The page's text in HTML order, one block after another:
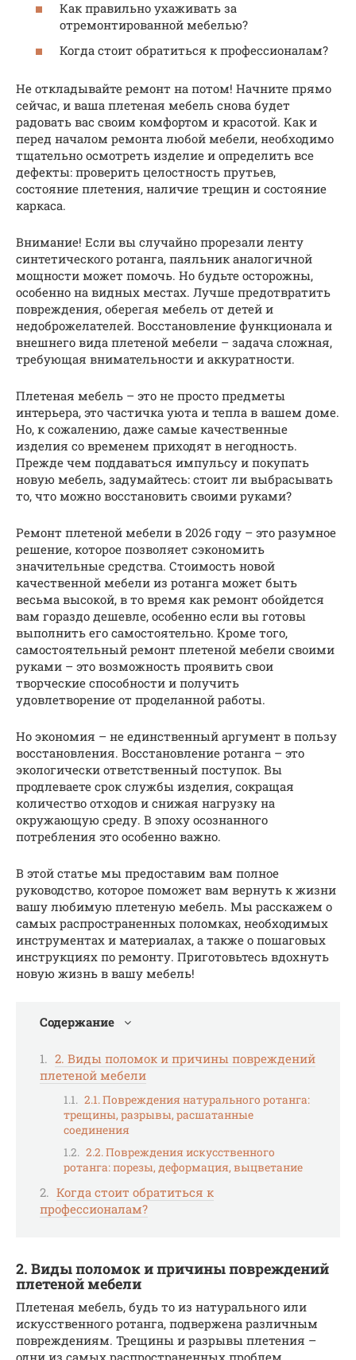
Как правильно ухаживать за
отремонтированной мебелью?
Когда стоит обратиться к профессионалам?
Не откладывайте ремонт на потом! Начните прямо
сейчас, и ваша плетеная мебель снова будет
радовать вас своим комфортом и красотой. Как и
перед началом ремонта любой мебели, необходимо
тщательно осмотреть изделие и определить все
дефекты: проверить целостность прутьев,
состояние плетения, наличие трещин и состояние
каркаса.
Внимание! Если вы случайно прорезали ленту
синтетического ротанга, паяльник аналогичной
мощности может помочь. Но будьте осторожны,
особенно на видных местах. Лучше предотвратить
повреждения, оберегая мебель от детей и
недоброжелателей. Восстановление функционала и
внешнего вида плетеной мебели – задача сложная,
требующая внимательности и аккуратности.
Плетеная мебель – это не просто предметы
интерьера, это частичка уюта и тепла в вашем доме.
Но, к сожалению, даже самые качественные
изделия со временем приходят в негодность.
Прежде чем поддаваться импульсу и покупать
новую мебель, задумайтесь: стоит ли выбрасывать
то, что можно восстановить своими руками?
Ремонт плетеной мебели в 2026 году – это разумное
решение, которое позволяет сэкономить
значительные средства. Стоимость новой
качественной мебели из ротанга может быть
весьма высокой, в то время как ремонт обойдется
вам гораздо дешевле, особенно если вы готовы
выполнить его самостоятельно. Кроме того,
самостоятельный ремонт плетеной мебели своими
руками – это возможность проявить свои
творческие способности и получить
удовлетворение от проделанной работы.
Но экономия – не единственный аргумент в пользу
восстановления. Восстановление ротанга – это
экологически ответственный поступок. Вы
продлеваете срок службы изделия, сокращая
количество отходов и снижая нагрузку на
окружающую среду. В эпоху осознанного
потребления это особенно важно.
В этой статье мы предоставим вам полное
руководство, которое поможет вам вернуть к жизни
вашу любимую плетеную мебель. Мы расскажем о
самых распространенных поломках, необходимых
инструментах и материалах, а также о пошаговых
инструкциях по ремонту. Приготовьтесь вдохнуть
новую жизнь в вашу мебель!
Содержание
2. Виды поломок и причины повреждений
плетеной мебели
2.1. Повреждения натурального ротанга:
трещины, разрывы, расшатанные
соединения
2.2. Повреждения искусственного
ротанга: порезы, деформация, выцветание
Когда стоит обратиться к
профессионалам?
2. Виды поломок и причины повреждений
плетеной мебели
Плетеная мебель, будь то из натурального или
искусственного ротанга, подвержена различным
повреждениям. Трещины и разрывы плетения –